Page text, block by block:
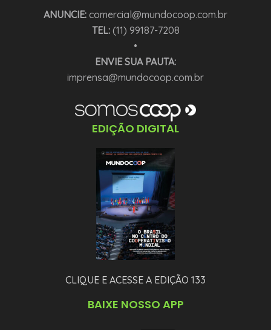
ANUNCIE: comercial@mundocoop.com.br
TEL:(11) 99187-7208
•
ENVIE SUA PAUTA:
imprensa@mundocoop.com.br
EDIÇÃO DIGITAL
CLIQUE E ACESSE A EDIÇÃO 133
BAIXE NOSSO APP